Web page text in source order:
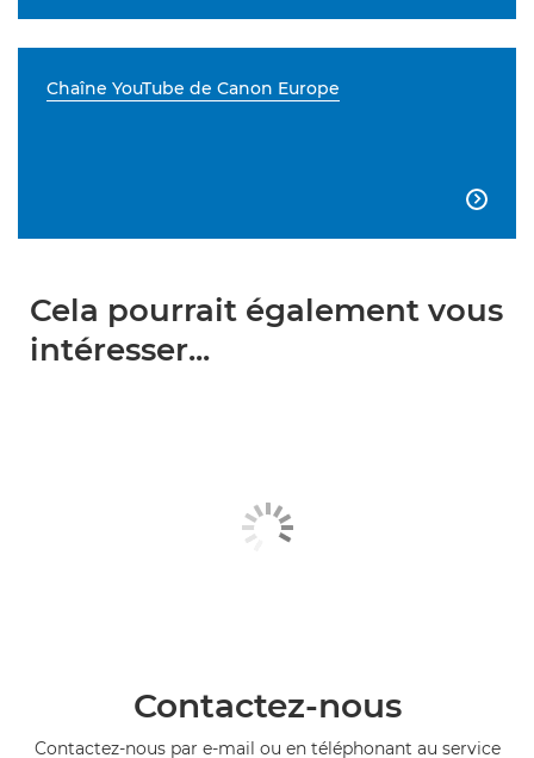
Chaîne YouTube de Canon Europe

Cela pourrait également vous
intéresser...
Contactez-nous
Contactez-nous par e-mail ou en téléphonant au service